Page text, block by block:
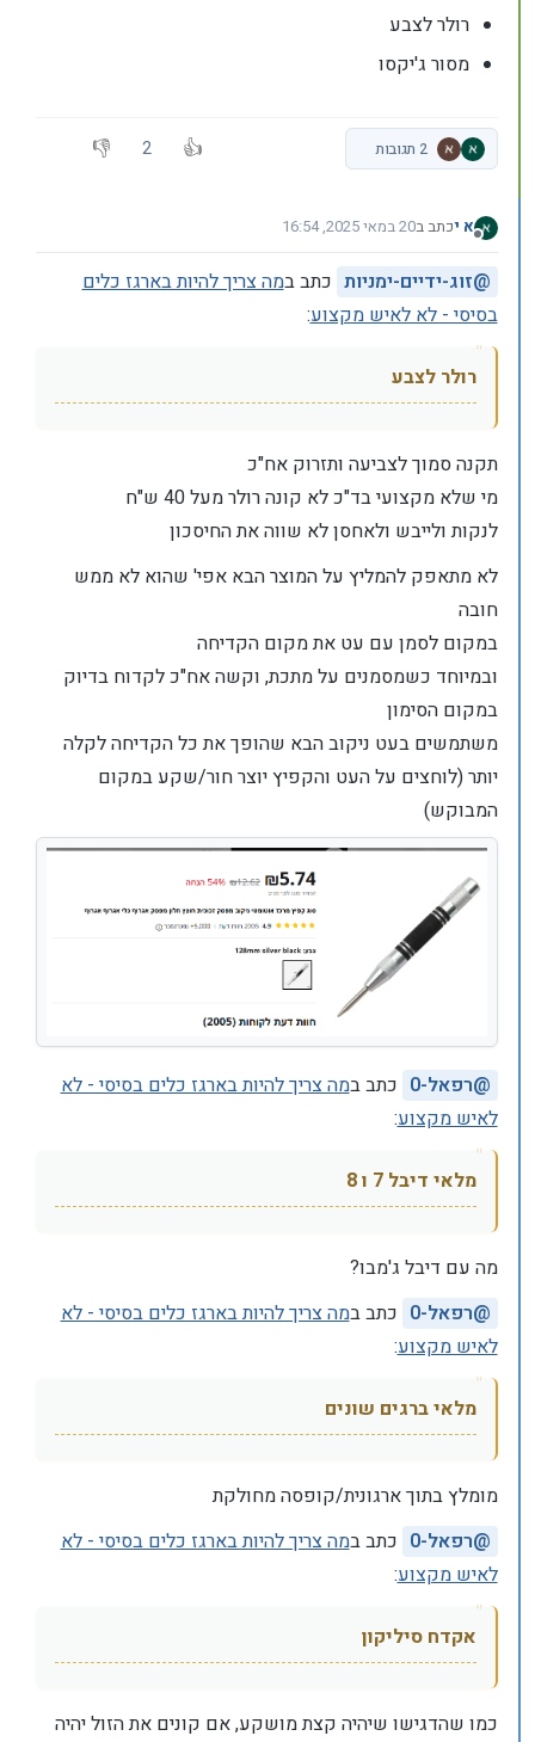
רולר לצבע
מסור ג'יקסו
2 תגובות 2
מנותק
א יכתב ב20 במאי 2025, 16:54
נערך לאחרונה על ידי
@זוג-ידיים-ימניות כתב במה צריך להיות בארגז כלים
בסיסי - לא לאיש מקצוע:
רולר לצבע
תקנה סמוך לצביעה ותזרוק אח"כ
מי שלא מקצועי בד"כ לא קונה רולר מעל 40 ש"ח
לנקות ולייבש ולאחסן לא שווה את החיסכון
לא מתאפק להמליץ על המוצר הבא אפי' שהוא לא ממש
חובה
במקום לסמן עם עט את מקום הקדיחה
ובמיוחד כשמסמנים על מתכת, וקשה אח"כ לקדוח בדיוק
במקום הסימון
משתמשים בעט ניקוב הבא שהופך את כל הקדיחה לקלה
יותר (לוחצים על העט והקפיץ יוצר חור/שקע במקום
המבוקש)
@רפאל-0 כתב במה צריך להיות בארגז כלים בסיסי - לא
לאיש מקצוע:
מלאי דיבל 7 ו 8
מה עם דיבל ג'מבו?
@רפאל-0 כתב במה צריך להיות בארגז כלים בסיסי - לא
לאיש מקצוע:
מלאי ברגים שונים
מומלץ בתוך ארגונית/קופסה מחולקת
@רפאל-0 כתב במה צריך להיות בארגז כלים בסיסי - לא
לאיש מקצוע:
אקדח סיליקון
כמו שהדגישו שיהיה קצת מושקע, אם קונים את הזול יהיה